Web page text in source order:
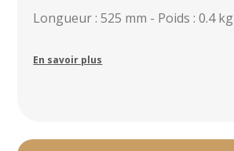
Longueur : 525 mm - Poids : 0.4 kg
En savoir plus